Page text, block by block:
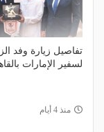
تفاصيل زيارة وفد
لسفير الإمارات
منذ 4 أيام